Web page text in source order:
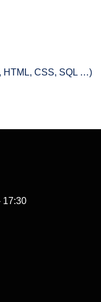
HTML, CSS, SQL …)
17:30